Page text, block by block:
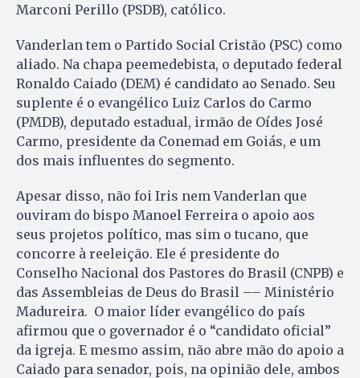
Marconi Perillo (PSDB), católico.
Vanderlan tem o Partido Social Cristão (PSC) como
aliado. Na chapa peemedebista, o deputado federal
Ronaldo Caiado (DEM) é candidato ao Senado. Seu
suplente é o evangélico Luiz Carlos do Carmo
(PMDB), deputado estadual, irmão de Oídes José
Carmo, presidente da Conemad em Goiás, e um
dos mais influentes do segmento.
Apesar disso, não foi Iris nem Vanderlan que
ouviram do bispo Manoel Ferreira o apoio aos
seus projetos político, mas sim o tucano, que
concorre à reeleição. Ele é presidente do
Conselho Nacional dos Pastores do Brasil (CNPB) e
das Assembleias de Deus do Brasil –– Ministério
Madureira. O maior líder evangélico do país
afirmou que o governador é o “candidato oficial”
da igreja. E mesmo assim, não abre mão do apoio a
Caiado para senador, pois, na opinião dele, ambos